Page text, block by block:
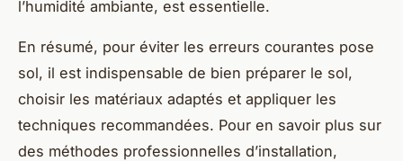
l’humidité ambiante, est essentielle.
En résumé, pour éviter les erreurs courantes pose
sol, il est indispensable de bien préparer le sol,
choisir les matériaux adaptés et appliquer les
techniques recommandées. Pour en savoir plus sur
des méthodes professionnelles d’installation,